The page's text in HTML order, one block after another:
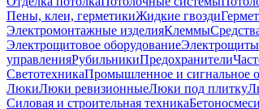
Пены, клеи, герметикиЖидкие гвозди
Электромонтажные изделияКлеммы
Электрощитовое оборудованиеЭлектрощиты
управленияРубильникиПредохранители
СветотехникаПромышленное и сигнальное
ЛюкиЛюки ревизионныеЛюки под плитку
Силовая и строительная техника